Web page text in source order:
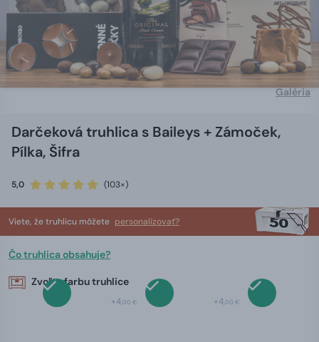
Galéria
Darčeková truhlica s Baileys + Zámoček,
Pílka, Šifra
5,0 (103×)
Viete, že truhlicu môžete personalizovať?
Čo truhlica obsahuje?
Zvoľte farbu truhlice
+4,00 € +4,00 €